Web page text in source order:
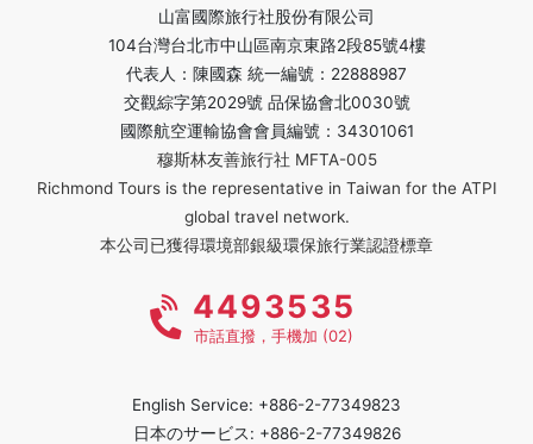
山富國際旅行社股份有限公司
104台灣台北市中山區南京東路2段85號4樓
代表人：陳國森 統一編號：22888987
交觀綜字第2029號 品保協會北0030號
國際航空運輸協會會員編號：34301061
穆斯林友善旅行社 MFTA-005
Richmond Tours is the representative in Taiwan for the ATPI
global travel network.
本公司已獲得環境部銀級環保旅行業認證標章
4493535
市話直撥，手機加 (02)
English Service: +886-2-77349823
日本のサービス: +886-2-77349826